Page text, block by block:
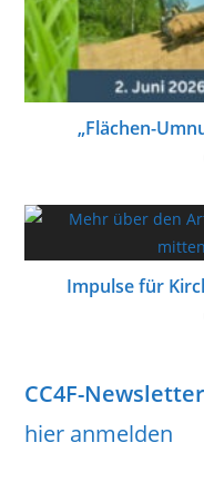
„Flächen-
Impulse für
CC4F-Newsletter
hier anmelden